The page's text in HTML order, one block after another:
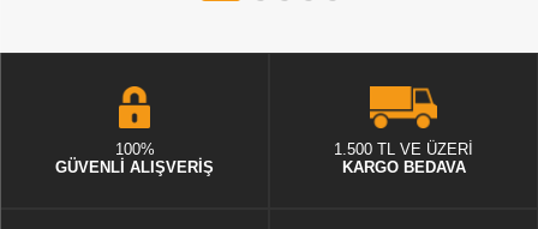
100%
GÜVENLİ ALIŞVERİŞ
1.500 TL VE ÜZERİ
KARGO BEDAVA